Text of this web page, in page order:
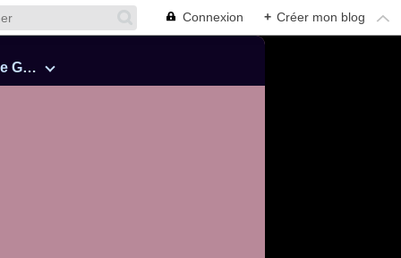
Connexion + Créer mon blog
Cinquante Nuances de Grey